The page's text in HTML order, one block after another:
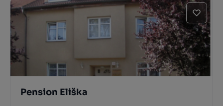
Pension Eliška